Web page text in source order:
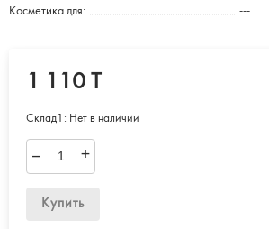
Косметика для: ---
1 110 T
Склад1: Нет в наличии
– +
Купить